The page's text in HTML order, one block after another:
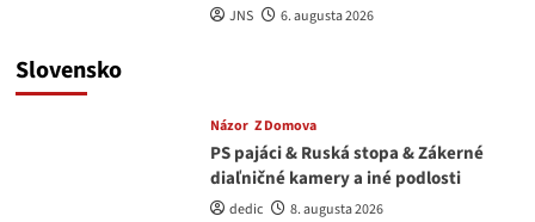
JNS 6. augusta 2026
Slovensko
Názor Z Domova
PS pajáci & Ruská stopa & Zákerné
diaľničné kamery a iné podlosti
dedic 8. augusta 2026